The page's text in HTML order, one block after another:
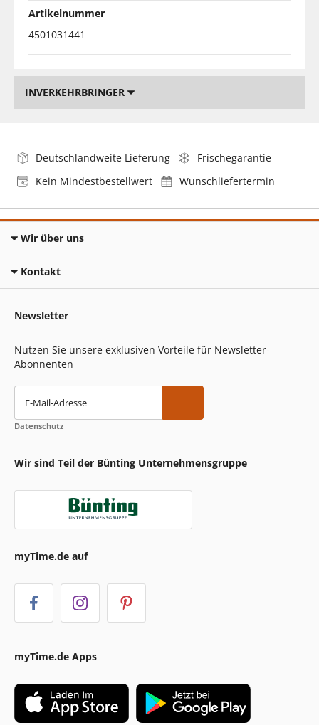
Artikelnummer
4501031441
INVERKEHRBRINGER
Deutschlandweite Lieferung
Frischegarantie
Kein Mindestbestellwert
Wunschliefertermin
Wir über uns
Kontakt
Newsletter
Nutzen Sie unsere exklusiven Vorteile für Newsletter-
Abonnenten
E-Mail-Adresse
Datenschutz
Wir sind Teil der Bünting Unternehmensgruppe
myTime.de auf
myTime.de Apps